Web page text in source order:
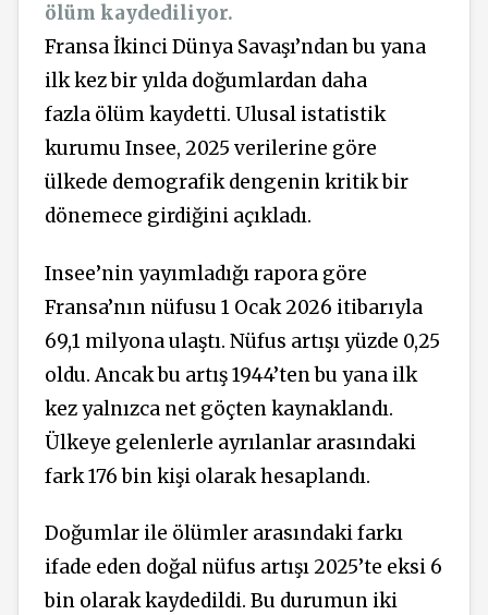
ölüm kaydediliyor.
Fransa İkinci Dünya Savaşı’ndan bu yana
ilk kez bir yılda doğumlardan daha
fazla ölüm kaydetti. Ulusal istatistik
kurumu Insee, 2025 verilerine göre
ülkede demografik dengenin kritik bir
dönemece girdiğini açıkladı.
Insee’nin yayımladığı rapora göre
Fransa’nın nüfusu 1 Ocak 2026 itibarıyla
69,1 milyona ulaştı. Nüfus artışı yüzde 0,25
oldu. Ancak bu artış 1944’ten bu yana ilk
kez yalnızca net göçten kaynaklandı.
Ülkeye gelenlerle ayrılanlar arasındaki
fark 176 bin kişi olarak hesaplandı.
Doğumlar ile ölümler arasındaki farkı
ifade eden doğal nüfus artışı 2025’te eksi 6
bin olarak kaydedildi. Bu durumun iki